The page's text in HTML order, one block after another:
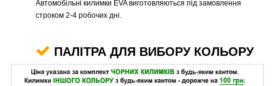
Автомобільні килимки EVA виготовляються під замовлення
строком 2-4 робочих дні.
ПАЛІТРА ДЛЯ ВИБОРУ КОЛЬОРУ